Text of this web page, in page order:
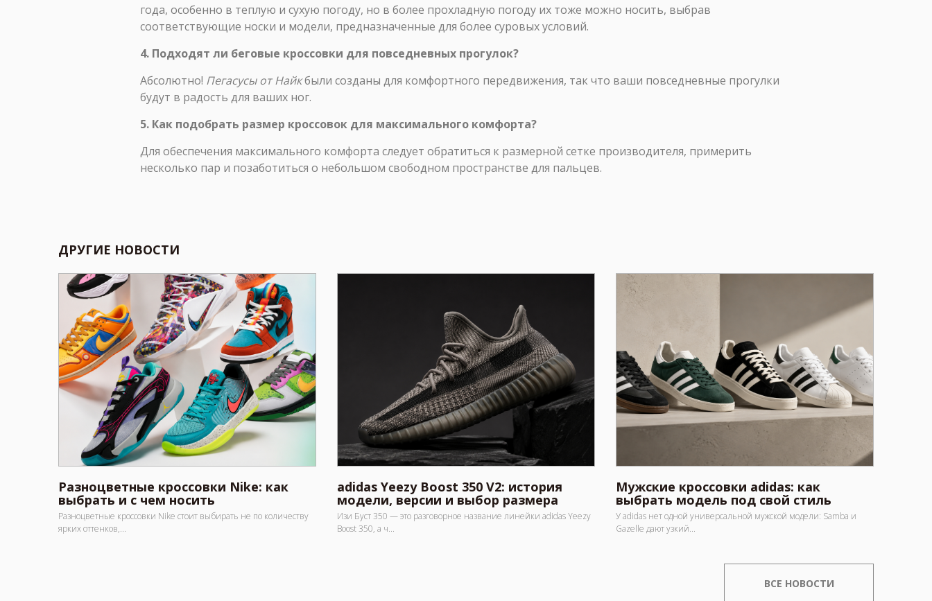
года, особенно в теплую и сухую погоду, но в более прохладную погоду их тоже можно носить, выбрав
соответствующие носки и модели, предназначенные для более суровых условий.
4. Подходят ли беговые кроссовки для повседневных прогулок?
Абсолютно! Пегасусы от Найкбыли созданы для комфортного передвижения, так что ваши повседневные прогулки
будут в радость для ваших ног.
5. Как подобрать размер кроссовок для максимального комфорта?
Для обеспечения максимального комфорта следует обратиться к размерной сетке производителя, примерить
несколько пар и позаботиться о небольшом свободном пространстве для пальцев.
ДРУГИЕ НОВОСТИ
Разноцветные кроссовки Nike: как
выбрать и с чем носить
Разноцветные кроссовки Nike стоит выбирать не по количеству
ярких оттенков,...
adidas Yeezy Boost 350 V2: история
модели, версии и выбор размера
Изи Буст 350 — это разговорное название линейки adidas Yeezy
Boost 350, а ч...
Мужские кроссовки adidas: как
выбрать модель под свой стиль
У adidas нет одной универсальной мужской модели: Samba и
Gazelle дают узкий...
ВСЕ НОВОСТИ